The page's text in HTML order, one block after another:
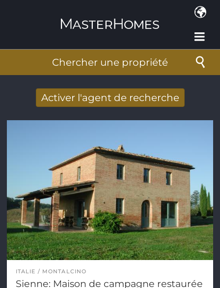
Chercher une propriété
Activer l'agent de recherche
par Email
Adresse de courriel
ITALIE MONTALCINO
Sienne: Maison de campagne restaurée